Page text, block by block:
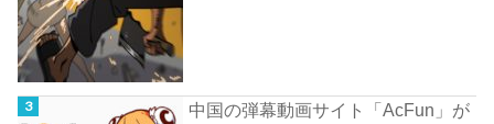
中国の弾幕動画サイト「AcFun」が